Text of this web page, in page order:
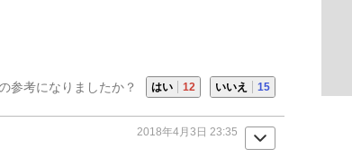
参考になりましたか？ はい 12 いいえ 15
2018年4月3日 23:35